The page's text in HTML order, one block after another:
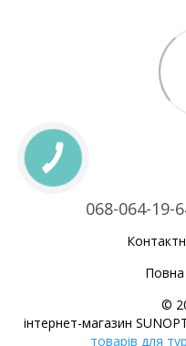
068-064-19-
Повна
©
інтернет-магазин
товарів для